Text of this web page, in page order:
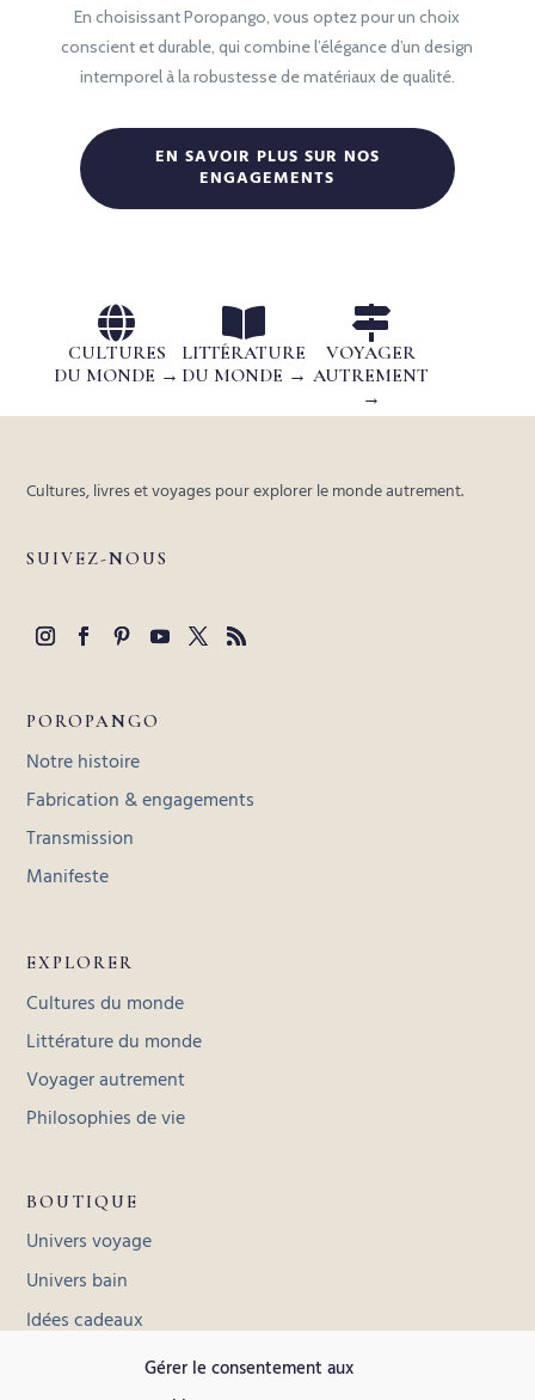
Gérer le consentement aux
En choisissant Poropango, vous optez pour un choix
conscient et durable, qui combine l’élégance d’un design
intemporel à la robustesse de matériaux de qualité.
EN SAVOIR PLUS SUR NOS
ENGAGEMENTS

CULTURES
DU MONDE →

LITTÉRATURE
DU MONDE →

VOYAGER
AUTREMENT
→
Cultures, livres et voyages pour explorer le monde autrement.
SUIVEZ-NOUS
POROPANGO
Notre histoire
Fabrication & engagements
Transmission
Manifeste
EXPLORER
Cultures du monde
Littérature du monde
Voyager autrement
Philosophies de vie
BOUTIQUE
Univers voyage
Univers bain
Idées cadeaux
Toutes les collections